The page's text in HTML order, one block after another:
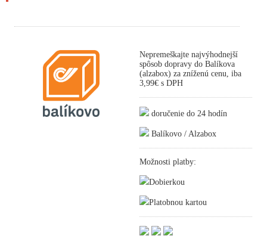
Nepremeškajte najvýhodnejší
spôsob dopravy do Balíkova
(alzabox) za zníženú cenu, iba
3,99€ s DPH
doručenie do 24 hodín
Balíkovo / Alzabox
Možnosti platby:
Dobierkou
Platobnou kartou